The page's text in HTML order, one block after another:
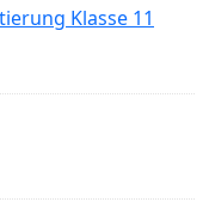
Klasse 11